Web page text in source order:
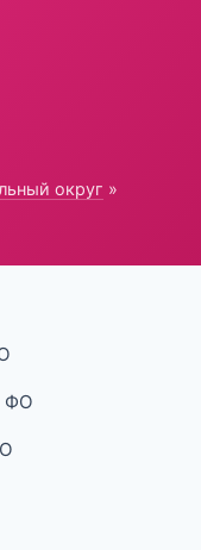
округ »
ФО